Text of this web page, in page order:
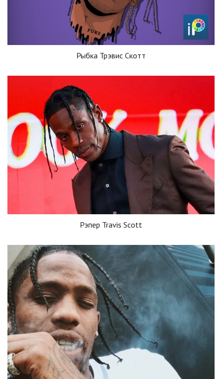
Рыбка Трэвис Скотт
Рэпер Travis Scott